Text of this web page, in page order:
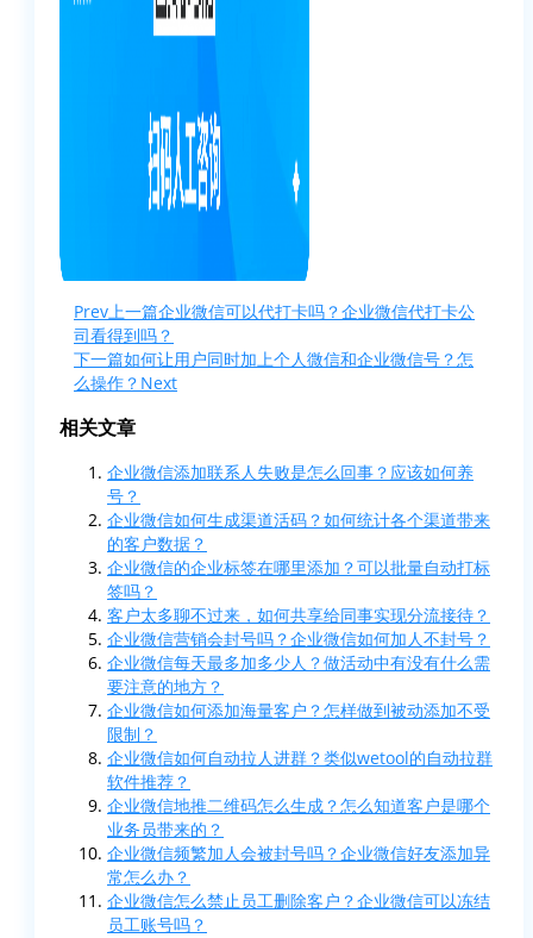
Prev上一篇企业微信可以代打卡吗？企业微信代打卡公
司看得到吗？
下一篇如何让用户同时加上个人微信和企业微信号？怎
么操作？ Next
相关文章
企业微信添加联系人失败是怎么回事？应该如何养
号？
企业微信如何生成渠道活码？如何统计各个渠道带来
的客户数据？
企业微信的企业标签在哪里添加？可以批量自动打标
签吗？
客户太多聊不过来，如何共享给同事实现分流接待？
企业微信营销会封号吗？企业微信如何加人不封号？
企业微信每天最多加多少人？做活动中有没有什么需
要注意的地方？
企业微信如何添加海量客户？怎样做到被动添加不受
限制？
企业微信如何自动拉人进群？类似wetool的自动拉群
软件推荐？
企业微信地推二维码怎么生成？怎么知道客户是哪个
业务员带来的？
企业微信频繁加人会被封号吗？企业微信好友添加异
常怎么办？
企业微信怎么禁止员工删除客户？企业微信可以冻结
员工账号吗？